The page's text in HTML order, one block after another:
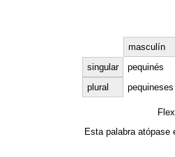
masculín
singular
pequinés
plural
pequineses
Esta palabra atópase